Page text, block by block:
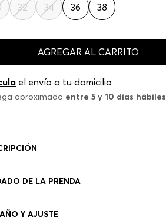
32 34 36 38
AGREGAR AL CARRITO
el envío a tu domicilio
aproximada entre 5 y 10 días hábiles
DE LA PRENDA
Y AJUSTE